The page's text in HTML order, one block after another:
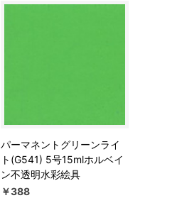
パーマネントグリーンライ
ト(G541) 5号15mlホルベイ
ン不透明水彩絵具
￥388